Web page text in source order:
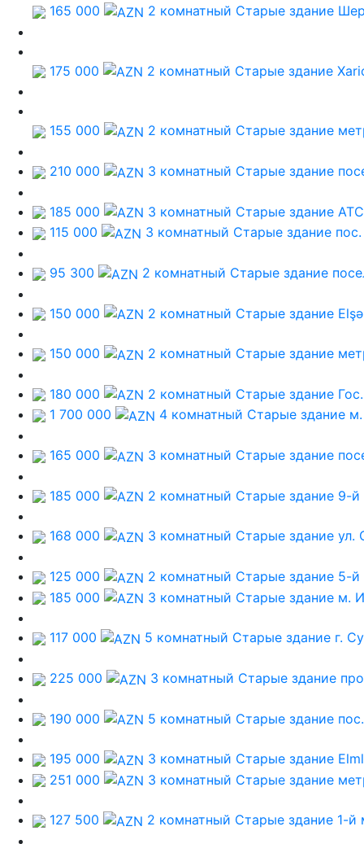
165 000 2 комнатный Старые здание
175 000 2 комнатный Старые здание
155 000 2 комнатный Старые здание
210 000 3 комнатный Старые здание
185 000 3 комнатный Старые здание ATC
115 000
3 комнатный Старые здание
95 300 2 комнатный Старые здание
150 000 2 комнатный Старые здание
150 000 2 комнатный Старые здание
180 000 2 комнатный Старые здание
1 700 000
4 комнатный Старые здание
165 000 3 комнатный Старые здание
185 000 2 комнатный Старые здание 9-й
168 000 3 комнатный Старые здание ул.
125 000 2 комнатный Старые здание 5-й
185 000
3 комнатный Старые здание м.
117 000 5 комнатный Старые здание г.
225 000 3 комнатный Старые здание
190 000 5 комнатный Старые здание
195 000 3 комнатный Старые здание
251 000
3 комнатный Старые здание
127 500 2 комнатный Старые здание 1-й